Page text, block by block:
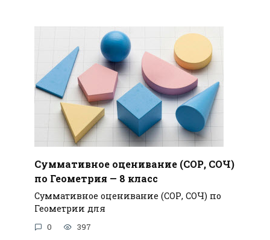
Суммативное оценивание (СОР, СОЧ)
по Геометрия — 8 класс
Суммативное оценивание (СОР, СОЧ) по
Геометрии для
0 397